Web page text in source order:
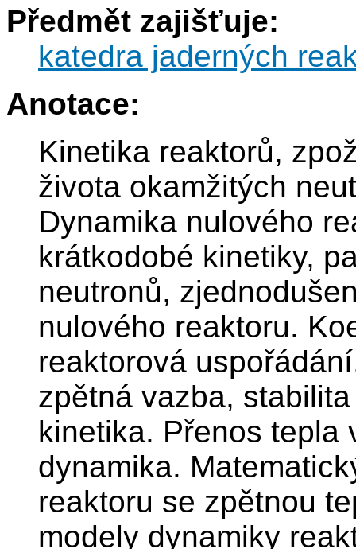
Předmět zajišťuje:
katedra jaderných
Anotace:
Kinetika reaktorů,
života okamžitých
Dynamika nulového
krátkodobé kinetiky,
neutronů,
nulového reaktoru.
reaktorová
zpětná vazba,
kinetika. Přenos tepla
dynamika.
reaktoru se zpětnou
modely dynamiky